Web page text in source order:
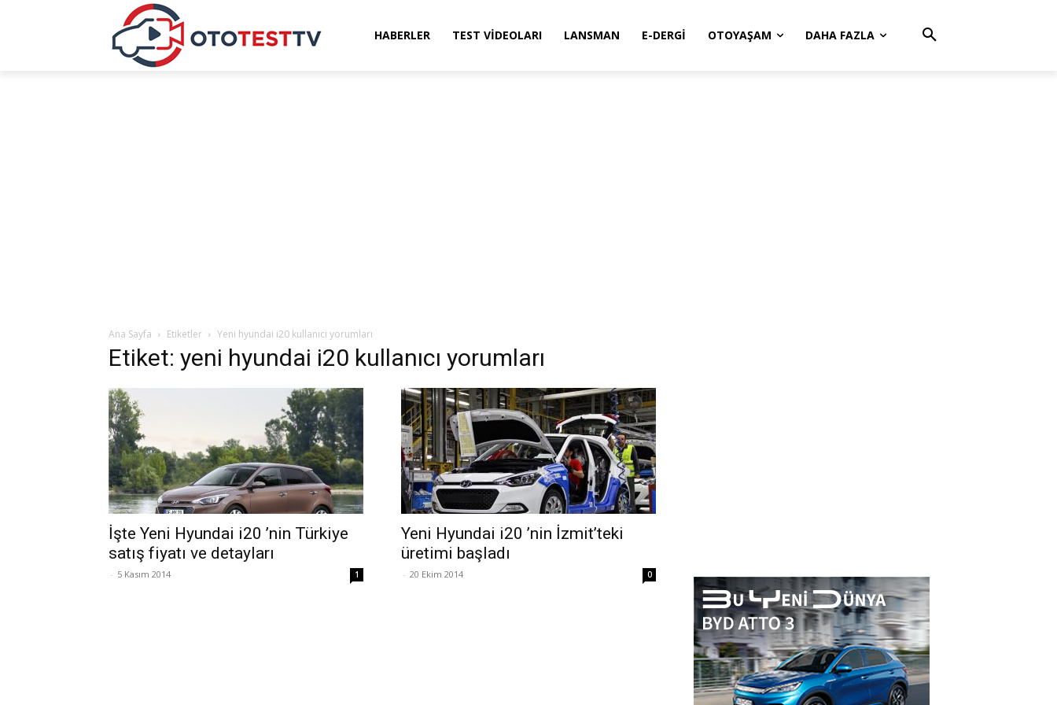
HABERLER TEST VIDEOLARI LANSMAN E-DERGI OTOYAŞAM DAHA FAZLA
Ana Sayfa Etiketler Yeni hyundai i20 kullanıcı yorumları
Etiket: yeni hyundai i20 kullanıcı yorumları
İşte Yeni Hyundai i20 ’nin Türkiye
satış fiyatı ve detayları
- 5 Kasım 2014 1
Yeni Hyundai i20 ’nin İzmit’teki
üretimi başladı
- 20 Ekim 2014 0